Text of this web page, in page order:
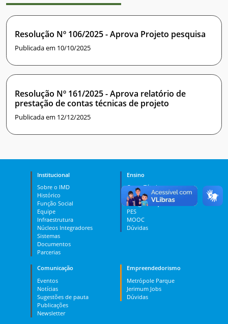
Resolução Nº 106/2025 - Aprova Projeto pesquisa
Publicada em 10/10/2025
Resolução Nº 161/2025 - Aprova relatório de
prestação de contas técnicas de projeto
Publicada em 12/12/2025
Institucional
Sobre o IMD
Histórico
Função Social
Equipe
Infraestrutura
Núcleos Integradores
Sistemas
Documentos
Parcerias
Ensino
Curso Técnico
Graduação
Pós-graduação
PES
MOOC
Dúvidas
Comunicação
Eventos
Notícias
Sugestões de pauta
Publicações
Newsletter
Empreendedorismo
Metrópole Parque
Jerimum Jobs
Dúvidas